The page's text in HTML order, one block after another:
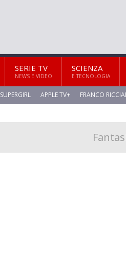
SERIE TV
NEWS E VIDEO
SCIENZA
E TECNOLOGIA
SUPERGIRL APPLE TV+ FRANCO